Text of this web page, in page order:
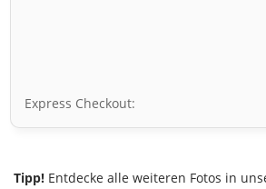
Express Checkout:
Tipp! Entdecke alle weiteren Fotos in